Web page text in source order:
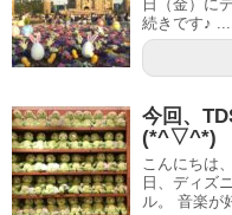
日（金）に
続きです♪ ...
今回、
(*^▽^*)
こんにちは
日、ディズ
ル。 音楽が